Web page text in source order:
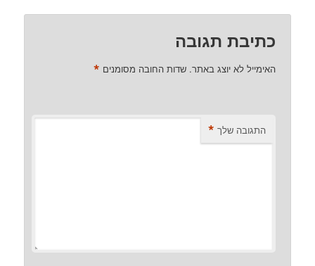
כתיבת תגובה
האימייל לא יוצג באתר. שדות החובה מסומנים *
התגובה שלך *